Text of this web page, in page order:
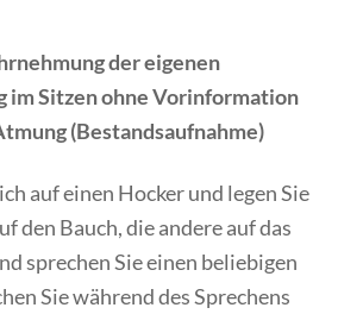
der eigenen
im Sitzen ohne Vorinformation
(Bestandsaufnahme)
auf einen Hocker und legen Sie
den Bauch, die andere auf das
sprechen Sie einen beliebigen
Sie während des Sprechens